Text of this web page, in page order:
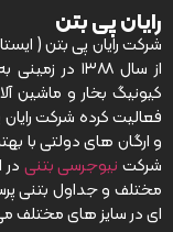
رایان پی بتن
شرکت رایان پی بتن (
کیونیگ بخار و ماشین
فعالیت کرده شرکت
و ارگان های دولتی با
شرکتنیوجرسی بتنی
مختلف و جداول بتنی
ای در سایز های مختلف